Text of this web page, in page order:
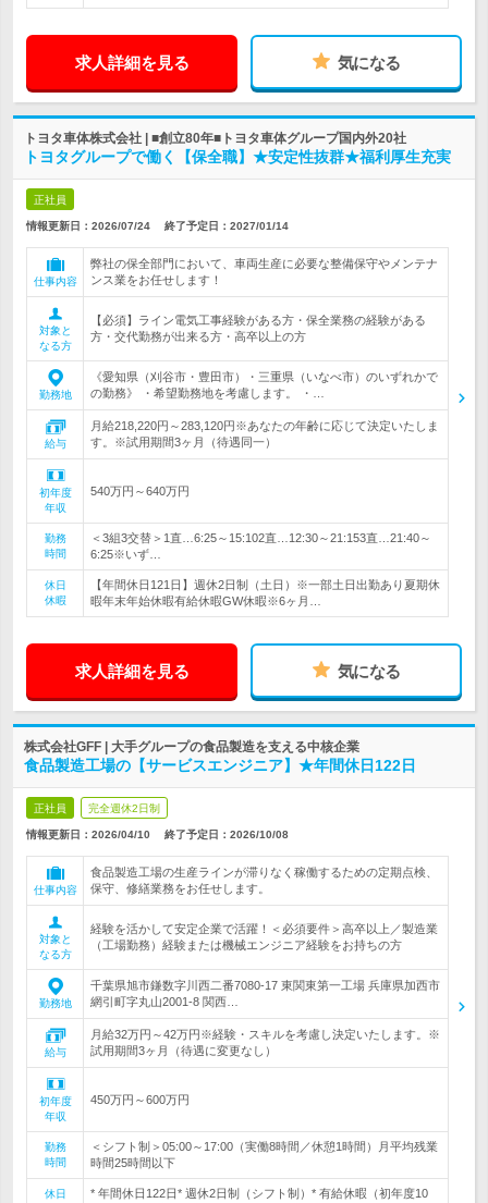
求人詳細を見る 気になる
トヨタ車体株式会社 | ■創立80年■トヨタ車体グループ国内外20社
トヨタグループで働く【保全職】★安定性抜群★福利厚生充実
正社員
情報更新日：2026/07/24 終了予定日： 2027/01/14
仕事内容
弊社の保全部門において、車両生産に必要な整備保守やメンテナ
ンス業をお任せします！
対象と
なる方
【必須】ライン電気工事経験がある方・保全業務の経験がある
方・交代勤務が出来る方・高卒以上の方
勤務地
《愛知県（刈谷市・豊田市）・三重県（いなべ市）のいずれかで
の勤務》 ・希望勤務地を考慮します。 ・…
給与
月給218,220円～283,120円※あなたの年齢に応じて決定いたしま
す。※試用期間3ヶ月（待遇同一）
初年度
年収
540万円～640万円
勤務
時間
＜3組3交替＞1直…6:25～15:102直…12:30～21:153直…21:40～
6:25※いず…
休日
休暇
【年間休日121日】週休2日制（土日）※一部土日出勤あり夏期休
暇年末年始休暇有給休暇GW休暇※6ヶ月…
求人詳細を見る 気になる
株式会社GFF | 大手グループの食品製造を支える中核企業
食品製造工場の【サービスエンジニア】★年間休日122日
正社員 完全週休2日制
情報更新日：2026/04/10 終了予定日： 2026/10/08
仕事内容
食品製造工場の生産ラインが滞りなく稼働するための定期点検、
保守、修繕業務をお任せします。
対象と
なる方
経験を活かして安定企業で活躍！＜必須要件＞高卒以上／製造業
（工場勤務）経験または機械エンジニア経験をお持ちの方
勤務地
千葉県旭市鎌数字川西二番7080-17 東関東第一工場 兵庫県加西市
網引町字丸山2001-8 関西…
給与
月給32万円～42万円※経験・スキルを考慮し決定いたします。※
試用期間3ヶ月（待遇に変更なし）
初年度
年収
450万円～600万円
勤務
時間
＜シフト制＞05:00～17:00（実働8時間／休憩1時間）月平均残業
時間25時間以下
休日
* 年間休日122日* 週休2日制（シフト制）* 有給休暇（初年度10